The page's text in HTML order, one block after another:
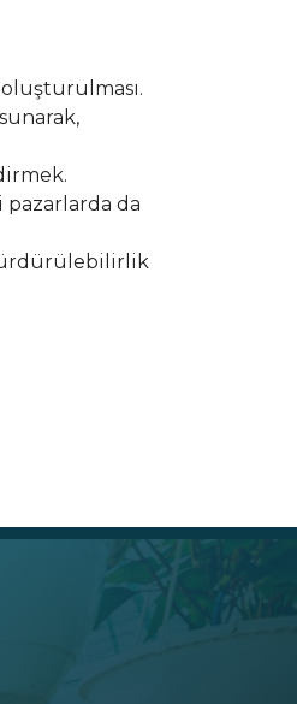
pazarlarda da